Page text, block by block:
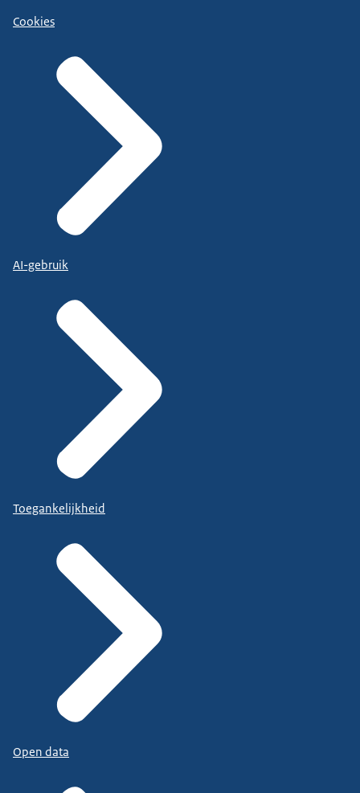
Cookies
AI-gebruik
Toegankelijkheid
Open data